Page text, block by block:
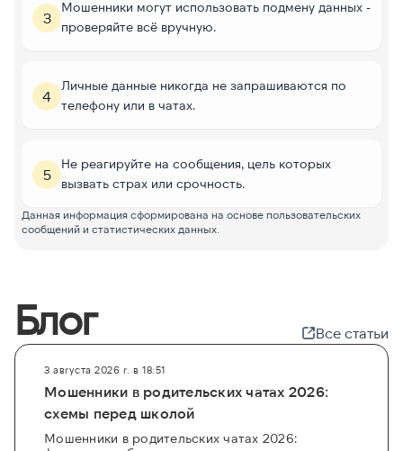
3
Мошенники могут использовать подмену данных -
проверяйте всё вручную.
4
Личные данные никогда не запрашиваются по
телефону или в чатах.
5
Не реагируйте на сообщения, цель которых
вызвать страх или срочность.
Данная информация сформирована на основе пользовательских
сообщений и статистических данных.
Блог Все статьи
3 августа 2026 г. в 18:51
Мошенники в родительских чатах 2026:
схемы перед школой
Мошенники в родительских чатах 2026: